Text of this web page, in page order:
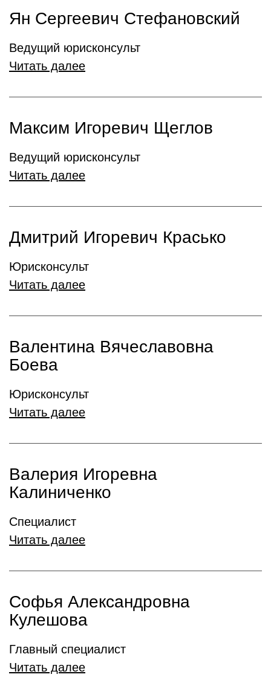
Ян Сергеевич Стефановский
Ведущий юрисконсульт
Читать далее
Максим Игоревич Щеглов
Ведущий юрисконсульт
Читать далее
Дмитрий Игоревич Красько
Юрисконсульт
Читать далее
Валентина Вячеславовна
Боева
Юрисконсульт
Читать далее
Валерия Игоревна
Калиниченко
Специалист
Читать далее
Софья Александровна
Кулешова
Главный специалист
Читать далее